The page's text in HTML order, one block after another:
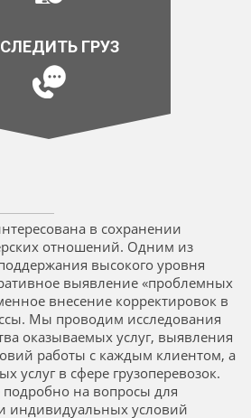
ГРУЗ
в сохранении
отношений. Одним из
высокого уровня
выявление «проблемных
внесение корректировок в
Мы проводим исследования
оказываемых услуг, выявления
работы с каждым клиентом, а
услуг в сфере грузоперевозок.
подробно на вопросы для
индивидуальных условий